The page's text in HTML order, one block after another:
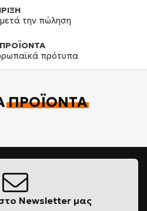
την πώληση
πρότυπα
ΠΡΟΪΌΝΤΑ
Newsletter μας